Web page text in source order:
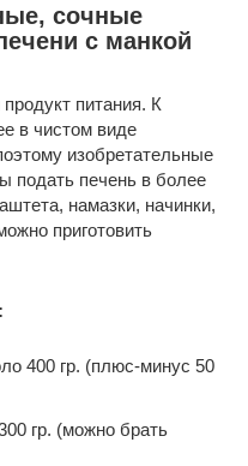
сочные
с манкой
питания. К
в чистом виде
изобретательные
подать печень в более
намазки, начинки,
приготовить
400 гр. (плюс-минус 50
гр. (можно брать